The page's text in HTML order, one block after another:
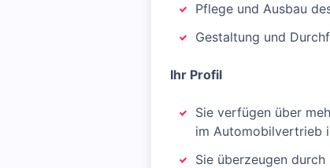
Pflege und Ausbau
Gestaltung und
Ihr Profil
Sie verfügen über
im Automobilvertrieb
Sie überzeugen